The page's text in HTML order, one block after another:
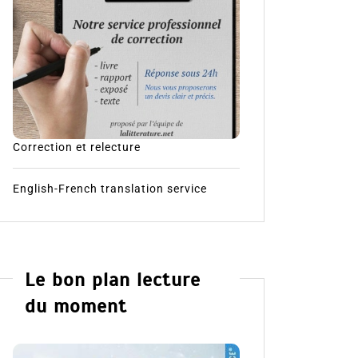
Correction et relecture
English-French translation service
Le bon plan lecture
du moment